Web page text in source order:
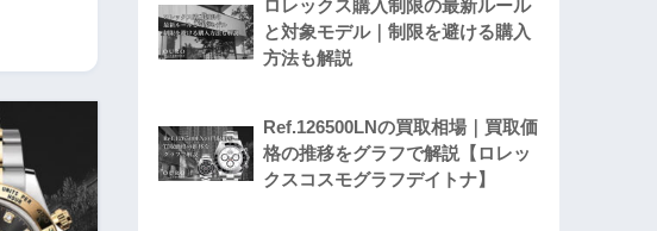
ロレックス購入制限の最新ルール
と対象モデル｜制限を避ける購入
方法も解説
Ref.126500LNの買取相場｜買取価
格の推移をグラフで解説【ロレッ
クスコスモグラフデイトナ】